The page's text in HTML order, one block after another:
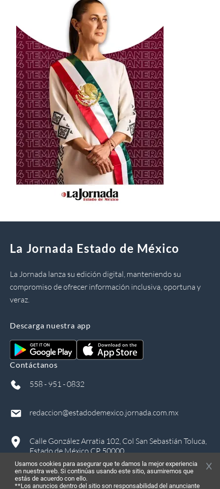
La Jornada Estado de México
La Jornada lanza su edición digital, manteniendo su
compromiso de ofrecer información inclusiva, oportuna y
veraz.
Descarga nuestra app
Contáctanos
558 - 951 - 0832
redaccion@estadodemexico.jornada.com.mx
Calle González Arratia 102, Col San Sebastián Toluca,
Estado de México CP 50000
Usamos cookies para asegurar que te damos la mejor experiencia
en nuestra web. Si continúas usando este sitio, asumiremos que
estás de acuerdo con ello.
**Los anuncios dentro del sitio son responsabilidad del anunciante